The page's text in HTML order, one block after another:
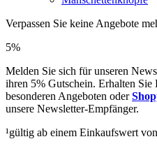
Verpassen Sie keine Angebote
5%
Melden Sie sich für unseren
ihren 5% Gutschein. Erhalten Sie
besonderen Angeboten oder
unsere Newsletter-Empfänger.
¹gültig ab einem Einkaufswert